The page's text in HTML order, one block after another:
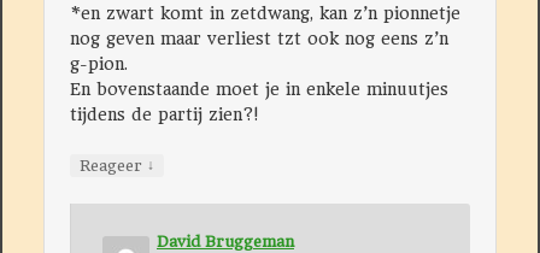
*en zwart komt in zetdwang, kan z’n pionnetje
nog geven maar verliest tzt ook nog eens z’n
g-pion.
En bovenstaande moet je in enkele minuutjes
tijdens de partij zien?!
Reageer ↓
David Bruggeman